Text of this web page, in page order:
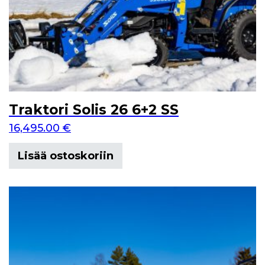
Traktori Solis 26 6+2 SS
16,495.00 €
Lisää ostoskoriin